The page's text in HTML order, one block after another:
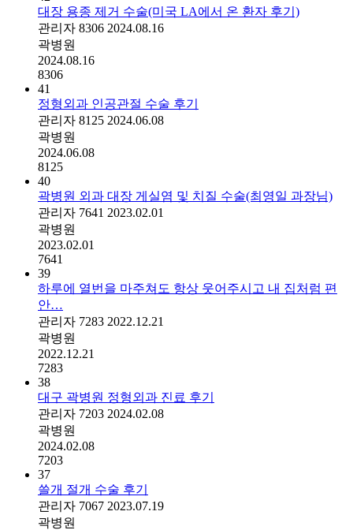
대장 용종 제거 수술(미국 LA에서 온 환자 후기)
관리자 8306 2024.08.16
곽병원
2024.08.16
8306
41
정형외과 인공관절 수술 후기
관리자 8125 2024.06.08
곽병원
2024.06.08
8125
40
곽병원 외과 대장 게실염 및 치질 수술(최영일 과장님)
관리자 7641 2023.02.01
곽병원
2023.02.01
7641
39
하루에 열번을 마주쳐도 항상 웃어주시고 내 집처럼 편
안…
관리자 7283 2022.12.21
곽병원
2022.12.21
7283
38
대구 곽병원 정형외과 진료 후기
관리자 7203 2024.02.08
곽병원
2024.02.08
7203
37
쓸개 절개 수술 후기
관리자 7067 2023.07.19
곽병원